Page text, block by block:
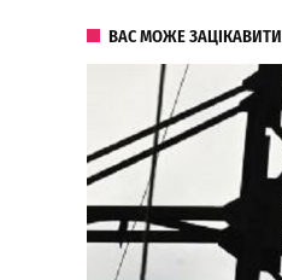
ВАС МОЖЕ ЗАЦІКАВИТИ